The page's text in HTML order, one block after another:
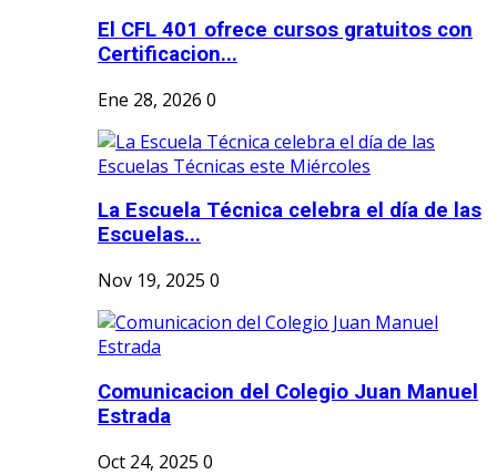
El CFL 401 ofrece cursos gratuitos con
Certificacion...
Ene 28, 2026 0
La Escuela Técnica celebra el día de las
Escuelas...
Nov 19, 2025 0
Comunicacion del Colegio Juan Manuel
Estrada
Oct 24, 2025 0